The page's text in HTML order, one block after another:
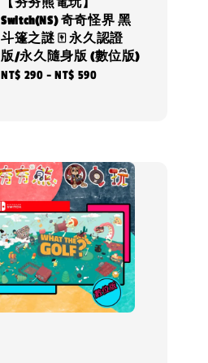
【夯夯熊電玩】
Switch(NS) 奇奇怪界 黑
斗篷之謎 🀄 永久認證
版/永久隨身版 (數位版)
Regular
NT$ 290 -NT$ 590